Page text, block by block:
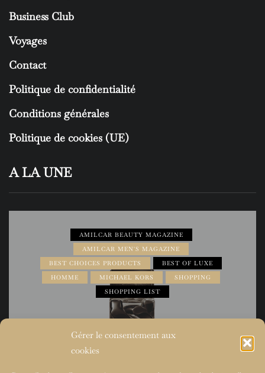
Gérer le consentement aux
cookies
Business Club
Voyages
Contact
Politique de confidentialité
Conditions générales
Politique de cookies (UE)
A LA UNE
AMILCAR BEAUTY MAGAZINE
AMILCAR MEN'S MAGAZINE
BEST CHOICES PRODUCTS
BEST OF LUXE
HOMME
MICHAEL KORS
SHOPPING
SHOPPING LIST